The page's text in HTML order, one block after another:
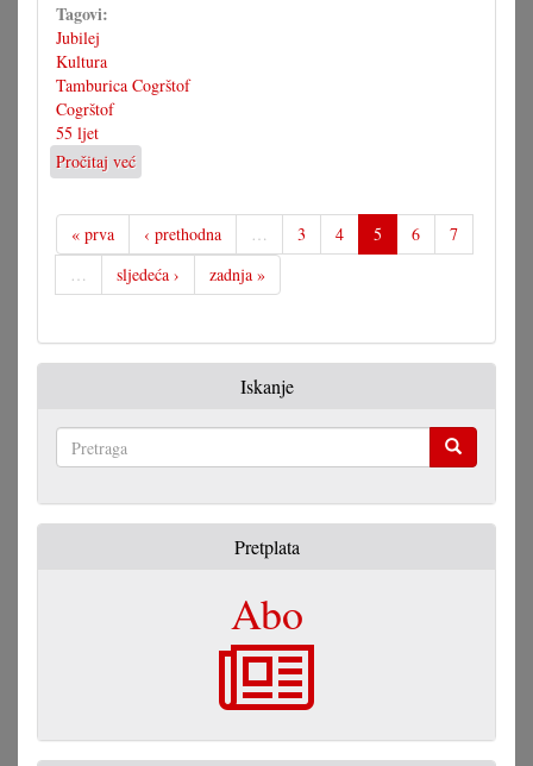
Tagovi:
Jubilej
Kultura
Tamburica Cogrštof
Cogrštof
55 ljet
Pročitaj već
Dostojno
svečevanje
55.
obljetnice
« prva ‹ prethodna … 3 4 5 6
7
…
sljedeća › zadnja »
Iskanje
Pretplata
Abo